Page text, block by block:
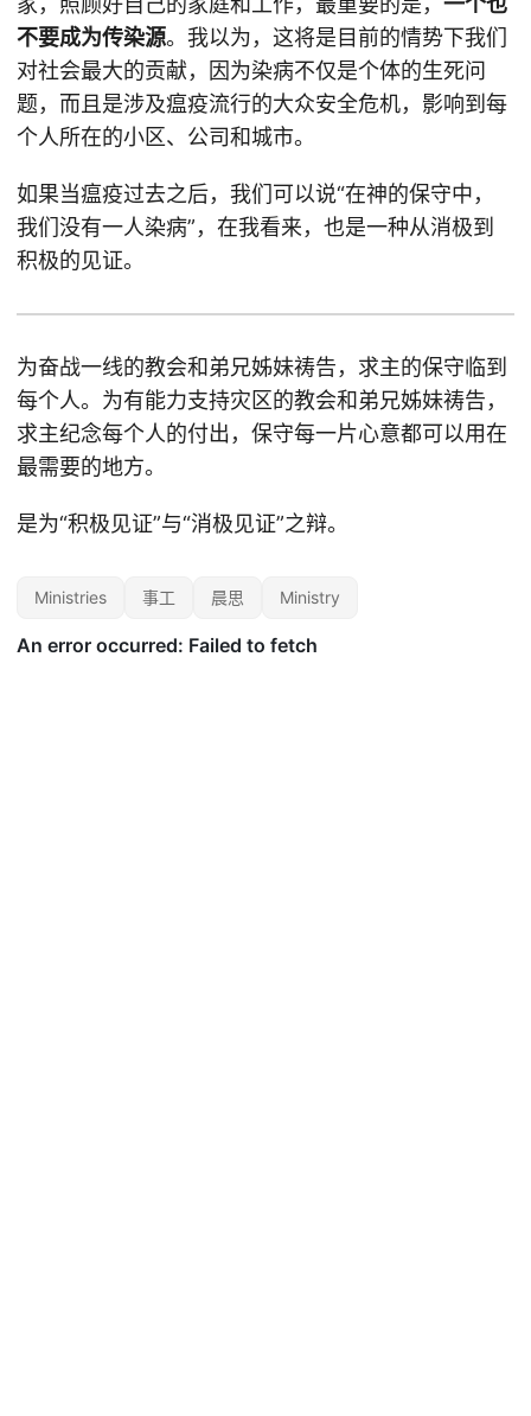
不要成为传染源。我以为，这将是目前的情势下我们
对社会最大的贡献，因为染病不仅是个体的生死问
题，而且是涉及瘟疫流行的大众安全危机，影响到每
个人所在的小区、公司和城市。
如果当瘟疫过去之后，我们可以说“在神的保守中，
我们没有一人染病”，在我看来，也是一种从消极到
积极的见证。
为奋战一线的教会和弟兄姊妹祷告，求主的保守临到
每个人。为有能力支持灾区的教会和弟兄姊妹祷告，
求主纪念每个人的付出，保守每一片心意都可以用在
最需要的地方。
是为“积极见证”与“消极见证”之辩。
Ministries 事工 晨思 Ministry